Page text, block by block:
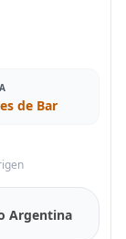
de Bar
Argentina